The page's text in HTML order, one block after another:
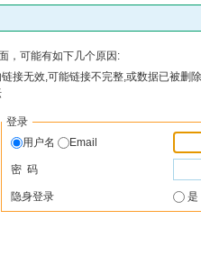
，可能有如下几个原因:
接无效,可能链接不完整,或数据已被删
登录
用户名
Email
密 码
隐身登录